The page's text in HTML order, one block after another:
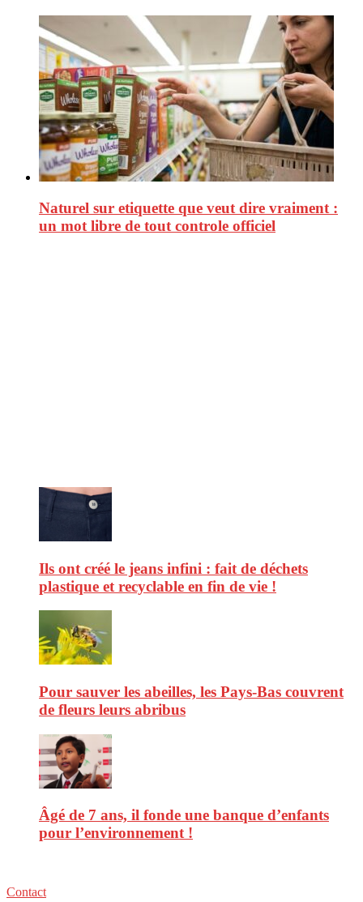
Naturel sur etiquette que veut dire vraiment :
un mot libre de tout controle officiel
Ils ont créé le jeans infini : fait de déchets
plastique et recyclable en fin de vie !
Pour sauver les abeilles, les Pays-Bas couvrent
de fleurs leurs abribus
Âgé de 7 ans, il fonde une banque d’enfants
pour l’environnement !
Contact